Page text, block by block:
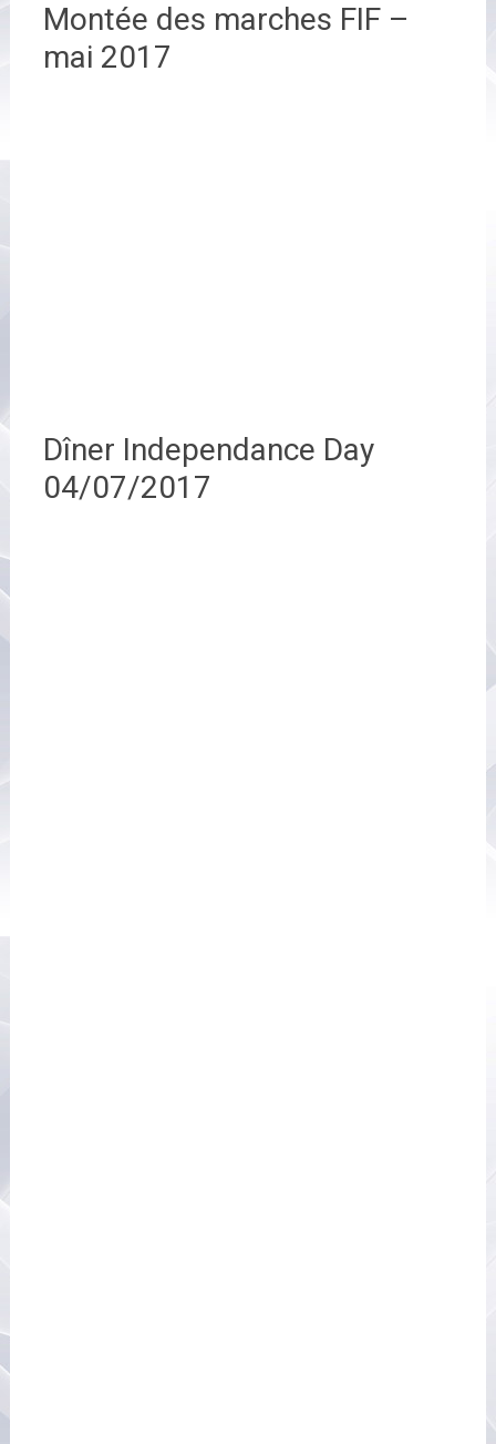
Montée des marches FIF –
mai 2017
Dîner Independance Day
04/07/2017